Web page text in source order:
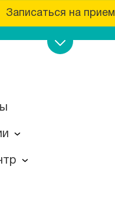
Записаться на прием